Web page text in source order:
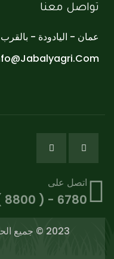
تواصل معنا
عمان - اليادودة -
اتصل على
8800 ) - 6780
2023 ©